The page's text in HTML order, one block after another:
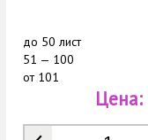
до 50 лист
51 — 100
от101
Цена: